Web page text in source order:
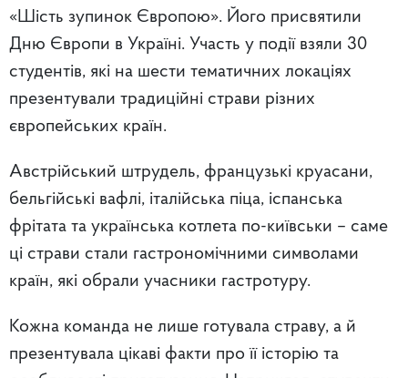
«Шість зупинок Європою». Його присвятили
Дню Європи в Україні. Участь у події взяли 30
студентів, які на шести тематичних локаціях
презентували традиційні страви різних
європейських країн.
Австрійський штрудель, французькі круасани,
бельгійські вафлі, італійська піца, іспанська
фрітата та українська котлета по-київськи – саме
ці страви стали гастрономічними символами
країн, які обрали учасники гастротуру.
Кожна команда не лише готувала страву, а й
презентувала цікаві факти про її історію та